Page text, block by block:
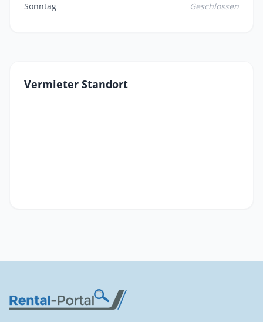
Sonntag Geschlossen
Vermieter Standort